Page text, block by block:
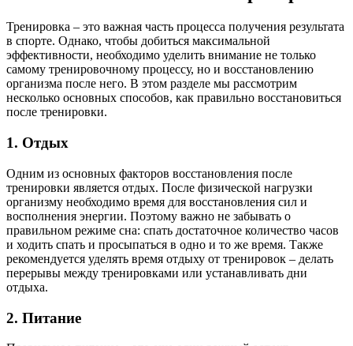
Тренировка – это важная часть процесса получения результата
в спорте. Однако, чтобы добиться максимальной
эффективности, необходимо уделить внимание не только
самому тренировочному процессу, но и восстановлению
организма после него. В этом разделе мы рассмотрим
несколько основных способов, как правильно восстановиться
после тренировки.
1. Отдых
Одним из основных факторов восстановления после
тренировки является отдых. После физической нагрузки
организму необходимо время для восстановления сил и
восполнения энергии. Поэтому важно не забывать о
правильном режиме сна: спать достаточное количество часов
и ходить спать и просыпаться в одно и то же время. Также
рекомендуется уделять время отдыху от тренировок – делать
перерывы между тренировками или устанавливать дни
отдыха.
2. Питание